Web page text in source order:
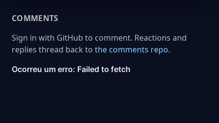
COMMENTS
Sign in with GitHub to comment. Reactions and
replies thread back to the comments repo.